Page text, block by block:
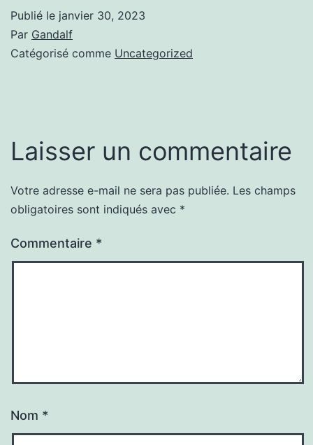
Publié le janvier 30, 2023
Par Gandalf
Catégorisé comme Uncategorized
Laisser un commentaire
Votre adresse e-mail ne sera pas publiée. Les champs
obligatoires sont indiqués avec *
Commentaire *
Nom *